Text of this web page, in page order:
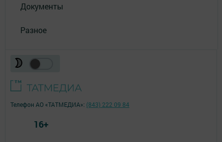
Документы
Разное
Телефон АО «ТАТМЕДИА»: (843) 222 09 84
16+